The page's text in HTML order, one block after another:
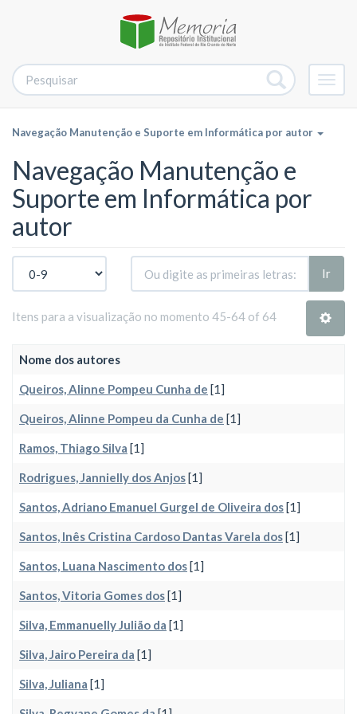
Navegação Manutenção e Suporte em Informática por autor
Navegação Manutenção e
Suporte em Informática por
autor
Ir
Itens para a visualização no momento 45-64 of 64
Nome dos autores
Queiros, Alinne Pompeu Cunha de [1]
Queiros, Alinne Pompeu da Cunha de [1]
Ramos, Thiago Silva [1]
Rodrigues, Jannielly dos Anjos[1]
Santos, Adriano Emanuel Gurgel de Oliveira dos[1]
Santos, Inês Cristina Cardoso Dantas Varela dos[1]
Santos, Luana Nascimento dos[1]
Santos, Vitoria Gomes dos[1]
Silva, Emmanuelly Julião da [1]
Silva, Jairo Pereira da [1]
Silva, Juliana [1]